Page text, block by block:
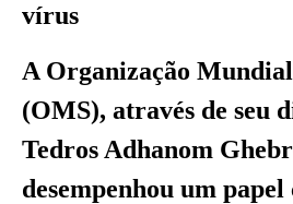
vírus
A Organização Mundial
(OMS), através de seu
Tedros Adhanom
desempenhou um